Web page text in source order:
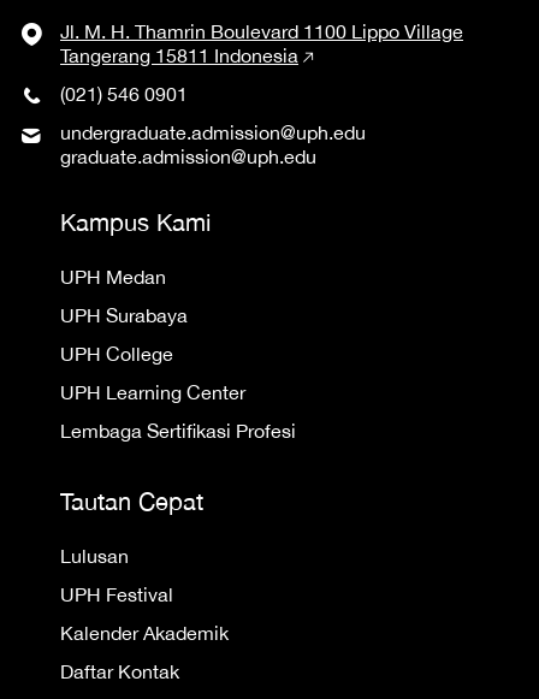
Jl. M. H. Thamrin Boulevard 1100 Lippo Village
Tangerang 15811 Indonesia
(021) 546 0901
undergraduate.admission@uph.edu
graduate.admission@uph.edu
Kampus Kami
UPH Medan
UPH Surabaya
UPH College
UPH Learning Center
Lembaga Sertifikasi Profesi
Tautan Cepat
Lulusan
UPH Festival
Kalender Akademik
Daftar Kontak